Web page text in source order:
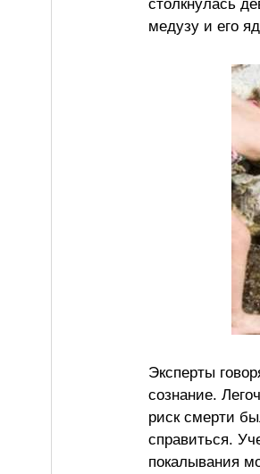
столкнулась
медузу и его
Эксперты
сознание.
риск смерти
справиться.
покалывания